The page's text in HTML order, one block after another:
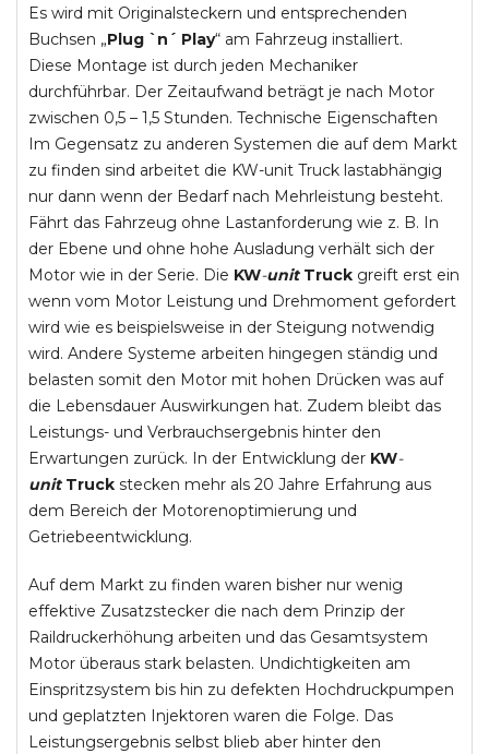
Es wird mit Originalsteckern und entsprechenden
Buchsen „Plug `n´ Play“ am Fahrzeug installiert.
Diese Montage ist durch jeden Mechaniker
durchführbar. Der Zeitaufwand beträgt je nach Motor
zwischen 0,5 – 1,5 Stunden. Technische Eigenschaften
Im Gegensatz zu anderen Systemen die auf dem Markt
zu finden sind arbeitet die KW-unit Truck lastabhängig
nur dann wenn der Bedarf nach Mehrleistung besteht.
Fährt das Fahrzeug ohne Lastanforderung wie z. B. In
der Ebene und ohne hohe Ausladung verhält sich der
Motor wie in der Serie. Die KW-unit Truck greift erst ein
wenn vom Motor Leistung und Drehmoment gefordert
wird wie es beispielsweise in der Steigung notwendig
wird. Andere Systeme arbeiten hingegen ständig und
belasten somit den Motor mit hohen Drücken was auf
die Lebensdauer Auswirkungen hat. Zudem bleibt das
Leistungs- und Verbrauchsergebnis hinter den
Erwartungen zurück. In der Entwicklung der KW-
unit Truck stecken mehr als 20 Jahre Erfahrung aus
dem Bereich der Motorenoptimierung und
Getriebeentwicklung.
Auf dem Markt zu finden waren bisher nur wenig
effektive Zusatzstecker die nach dem Prinzip der
Raildruckerhöhung arbeiten und das Gesamtsystem
Motor überaus stark belasten. Undichtigkeiten am
Einspritzsystem bis hin zu defekten Hochdruckpumpen
und geplatzten Injektoren waren die Folge. Das
Leistungsergebnis selbst blieb aber hinter den